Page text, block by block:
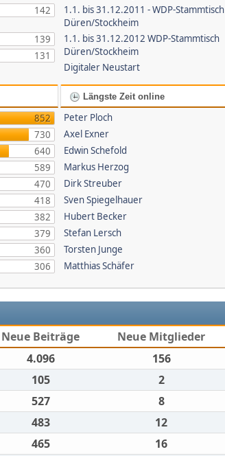
142
139
131
1.1. bis 31.12.2011 - WDP-Stammtisch
Düren/Stockheim
1.1. bis 31.12.2012 WDP-Stammtisch
Düren/Stockheim
Digitaler Neustart
852
730
640
589
470
418
382
379
360
306
Längste Zeit online
Peter Ploch
Axel Exner
Edwin Schefold
Markus Herzog
Dirk Streuber
Sven Spiegelhauer
Hubert Becker
Stefan Lersch
Torsten Junge
Matthias Schäfer
Neue Beiträge Neue Mitglieder
4.096 156
105 2
527 8
483 12
465 16